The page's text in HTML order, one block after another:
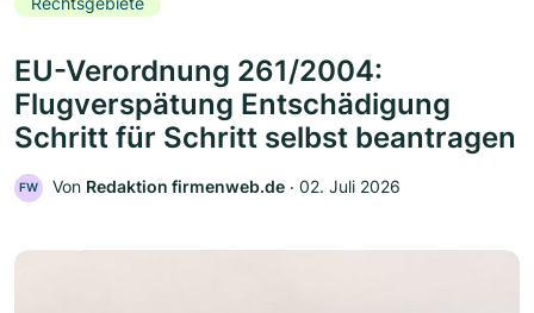
EU-Verordnung 261/2004:
Flugverspätung Entschädigung
Schritt für Schritt selbst beantragen
FW Von Redaktion firmenweb.de ‧ 02. Juli 2026